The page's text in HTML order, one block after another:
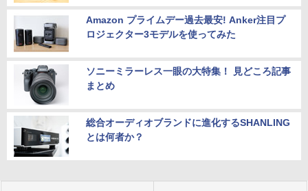
Amazon プライムデー過去最安! Anker注目プ
ロジェクター3モデルを使ってみた
ソニーミラーレス一眼の大特集！ 見どころ記事
まとめ
総合オーディオブランドに進化するSHANLING
とは何者か？